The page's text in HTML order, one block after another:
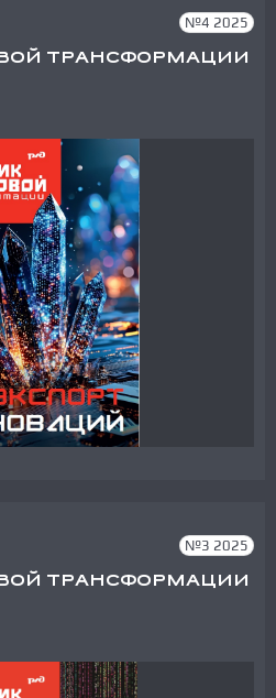
№4 2025
ТРАНСФОРМАЦИИ
№3 2025
ТРАНСФОРМАЦИИ